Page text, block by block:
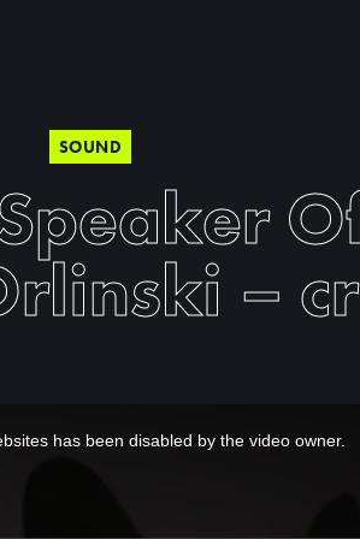
SOUND
–
has been disabled by the video owner.